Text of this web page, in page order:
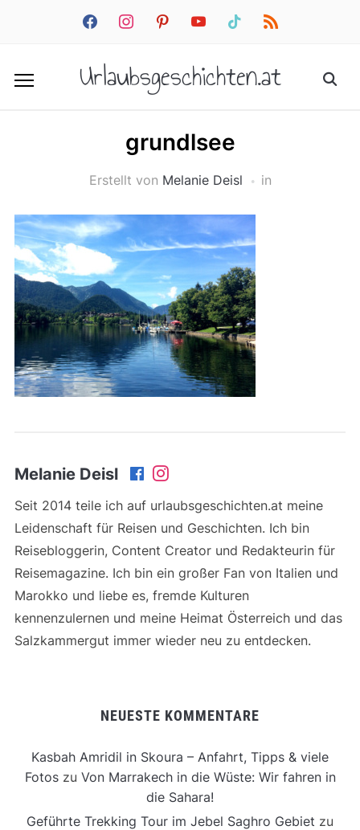
facebookinstagrampinterestyoutube tiktok rss
Urlaubsgeschichten.at
grundlsee
Erstellt von Melanie Deisl in
Melanie Deisl
Seit 2014 teile ich auf urlaubsgeschichten.at meine
Leidenschaft für Reisen und Geschichten. Ich bin
Reisebloggerin, Content Creator und Redakteurin für
Reisemagazine. Ich bin ein großer Fan von Italien und
Marokko und liebe es, fremde Kulturen
kennenzulernen und meine Heimat Österreich und das
Salzkammergut immer wieder neu zu entdecken.
NEUESTE KOMMENTARE
Kasbah Amridil in Skoura – Anfahrt, Tipps & viele
Fotoszu Von Marrakech in die Wüste: Wir fahren in
die Sahara!
Geführte Trekking Tour im Jebel Saghro Gebiet zu